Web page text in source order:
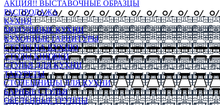
АКЦИЯ!! ВЫСТАВОЧНЫЕ ОБРАЗЦЫ
РАСПРОДАЖА
КУХНЯ
МОДУЛЬНЫЕ КУХНИ
КУХОННЫЕ ГАРНИТУРЫ
СТОЛЫ НА КУХНЮ
СТОЛЫ КНИЖКИ
СТУЛЬЯ ДЛЯ КУХНИ
ТАБУРЕТЫ
СТОЛЕШНИЦЫ ДЛЯ КУХНИ
БАРНЫЕ СТУЛЬЯ
ОБЕДЕННЫЕ ГРУППЫ